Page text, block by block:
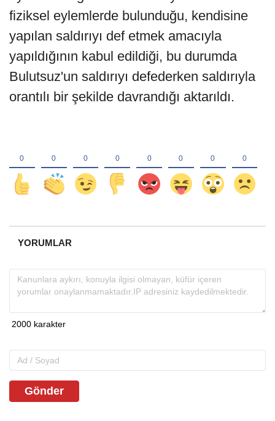
fiziksel eylemlerde bulunduğu, kendisine
yapılan saldırıyı def etmek amacıyla
yapıldığının kabul edildiği, bu durumda
Bulutsuz'un saldırıyı defederken saldırıyla
orantılı bir şekilde davrandığı aktarıldı.
YORUMLAR
Gönder